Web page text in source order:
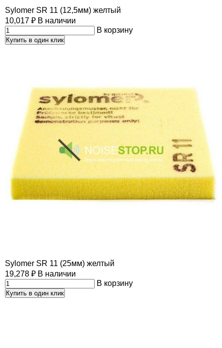
Sylomer SR 11 (12,5мм) желтый
10,017 ₽ В наличии
В корзину
Купить в один клик
Sylomer SR 11 (25мм) желтый
19,278 ₽ В наличии
В корзину
Купить в один клик